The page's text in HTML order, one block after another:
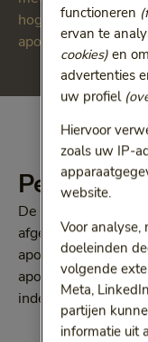
hoger zijn dan de
apotheek het
Percentage
De maximale
afgenomen bij een
index BV) plus
functioneren
ervan te
cookies)en
advertenties
uw profiel
Hiervoor
zoals uw IP-
website.
Voor analyse,
doeleinden
volgende
Meta,
partijen
informatie uit